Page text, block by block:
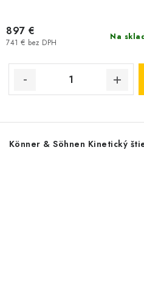
Na
741 € bez DPH
897 €
Könner & Söhnen Kinetický